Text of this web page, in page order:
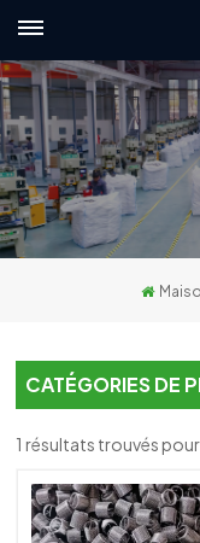
本語
CATÉGORIES DE
1 résultats trouvés